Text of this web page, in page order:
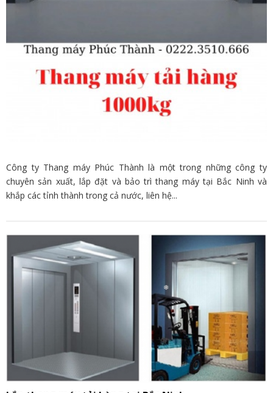
Công ty Thang máy Phúc Thành là một trong những công ty
chuyên sản xuất, lắp đặt và bảo trì thang máy tại Bắc Ninh và
khắp các tỉnh thành trong cả nước, liên hệ...